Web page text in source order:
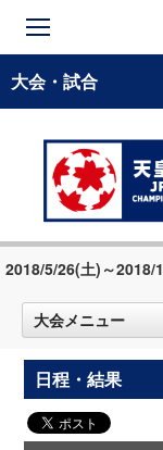
大会・試合
2018/5/26(土)～2018/
大会メニュー
日程・結果